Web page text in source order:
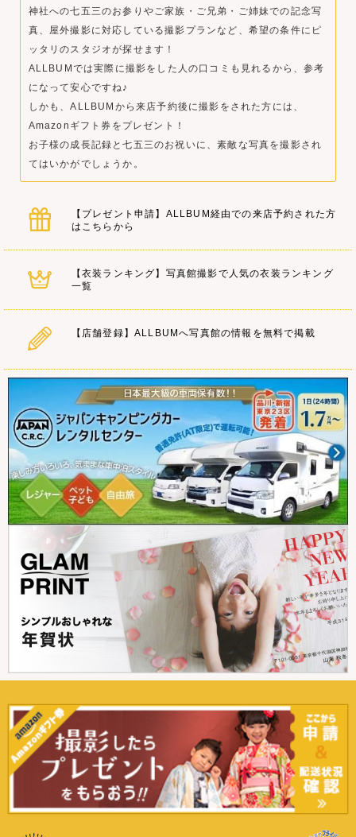
神社への七五三のお参りやご家族・ご兄弟・ご姉妹での記念写
真、屋外撮影に対応している撮影プランなど、希望の条件にピ
ッタリのスタジオが探せます！
ALLBUMでは実際に撮影をした人の口コミも見れるから、参考
になって安心ですね♪
しかも、ALLBUMから来店予約後に撮影をされた方には、
Amazonギフト券をプレゼント！
お子様の成長記録と七五三のお祝いに、素敵な写真を撮影され
てはいかがでしょうか。
【プレゼント申請】ALLBUM経由での来店予約された方
はこちらから
【衣装ランキング】写真館撮影で人気の衣装ランキング
一覧
【店舗登録】ALLBUMへ写真館の情報を無料で掲載